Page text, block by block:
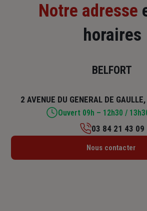
Notre adresse
horaires
BELFORT
2 AVENUE DU GENERAL DE
Lundi : 09h – 12h30 / 13h30
03 84 21 43 09
Nous contacter